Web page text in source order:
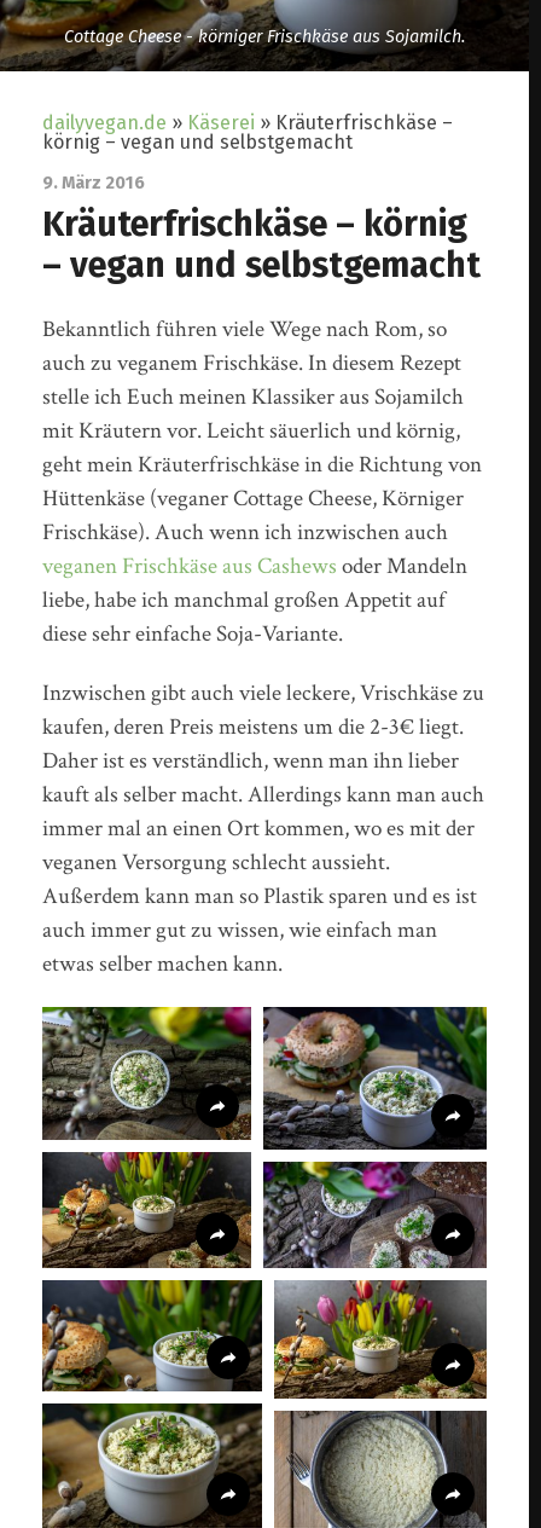
Cottage Cheese - körniger Frischkäse aus Sojamilch.
dailyvegan.de » Käserei » Kräuterfrischkäse –
körnig – vegan und selbstgemacht
9. März 2016
Kräuterfrischkäse – körnig
– vegan und selbstgemacht
Bekanntlich führen viele Wege nach Rom, so
auch zu veganem Frischkäse. In diesem Rezept
stelle ich Euch meinen Klassiker aus Sojamilch
mit Kräutern vor. Leicht säuerlich und körnig,
geht mein Kräuterfrischkäse in die Richtung von
Hüttenkäse (veganer Cottage Cheese, Körniger
Frischkäse). Auch wenn ich inzwischen auch
veganen Frischkäse aus Cashews oder Mandeln
liebe, habe ich manchmal großen Appetit auf
diese sehr einfache Soja-Variante.
Inzwischen gibt auch viele leckere, Vrischkäse zu
kaufen, deren Preis meistens um die 2-3€ liegt.
Daher ist es verständlich, wenn man ihn lieber
kauft als selber macht. Allerdings kann man auch
immer mal an einen Ort kommen, wo es mit der
veganen Versorgung schlecht aussieht.
Außerdem kann man so Plastik sparen und es ist
auch immer gut zu wissen, wie einfach man
etwas selber machen kann.